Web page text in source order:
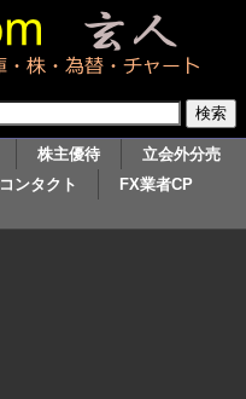
株主優待
立会外分売
コンタクト
FX業者CP